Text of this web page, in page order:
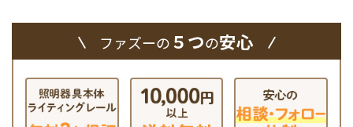
ファズーの５つの安心